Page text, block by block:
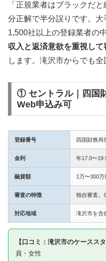
「正規業者はブラックだ
分正解で半分誤りです。
1,500社以上の登録業者の中
収入と返済意欲を重視し
します。滝沢市からでも全
① セントラル｜四国
Web申込み可
登録番号 四国財務局
金利 年17.0〜
融資額 1万〜300万
審査の特徴 独自審査。
対応地域 滝沢市を含
【口コミ：滝沢市のケーススタ
員・女性